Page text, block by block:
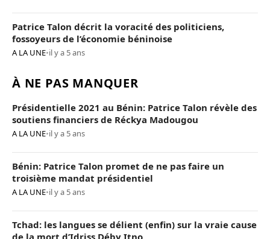
Patrice Talon décrit la voracité des politiciens,
fossoyeurs de l’économie béninoise
A LA UNE•il y a 5 ans
À NE PAS MANQUER
Présidentielle 2021 au Bénin: Patrice Talon révèle des
soutiens financiers de Réckya Madougou
A LA UNE•il y a 5 ans
Bénin: Patrice Talon promet de ne pas faire un
troisième mandat présidentiel
A LA UNE•il y a 5 ans
Tchad: les langues se délient (enfin) sur la vraie cause
de la mort d’Idriss Déby Itno